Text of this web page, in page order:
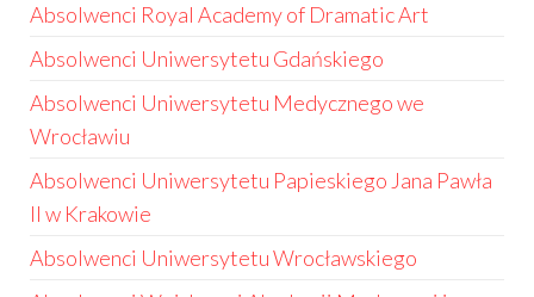
Absolwenci Royal Academy of Dramatic Art
Absolwenci Uniwersytetu Gdańskiego
Absolwenci Uniwersytetu Medycznego we
Wrocławiu
Absolwenci Uniwersytetu Papieskiego Jana Pawła
II w Krakowie
Absolwenci Uniwersytetu Wrocławskiego